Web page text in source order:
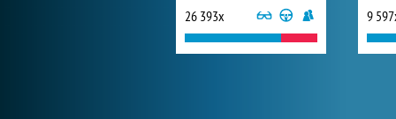
26 393x 9